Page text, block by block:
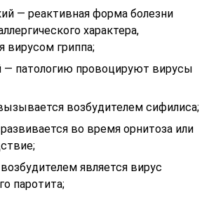
— реактивная форма болезни
характера,
вирусом гриппа;
— патологию провоцируют вирусы
возбудителем сифилиса;
во время орнитоза или
является вирус
паротита;